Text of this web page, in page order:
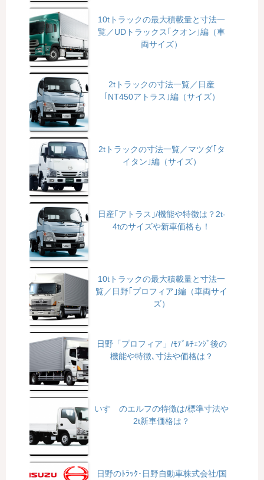
10tトラックの最大積載量と寸法一
覧／UDトラックス｢クオン｣編（車
両サイズ）
2tトラックの寸法一覧／日産
｢NT450アトラス｣編（サイズ）
2tトラックの寸法一覧／マツダ｢タ
イタン｣編（サイズ）
日産｢アトラス｣/機能や特徴は？2t-
4tのサイズや新車価格も！
10tトラックの最大積載量と寸法一
覧／日野｢プロフィア｣編（車両サイ
ズ）
日野「プロフィア」/ﾓﾃﾞﾙﾁｪﾝｼﾞ後の
機能や特徴､寸法や価格は？
いすゞのエルフの特徴は/標準寸法や
2t新車価格は？
日野のﾄﾗｯｸ･日野自動車株式会社/国